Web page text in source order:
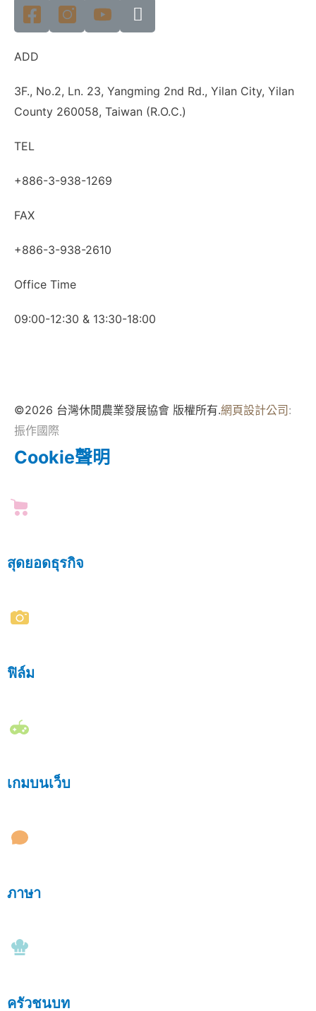
ADD
3F., No.2, Ln. 23, Yangming 2nd Rd., Yilan City, Yilan
County 260058, Taiwan (R.O.C.)
TEL
+886-3-938-1269
FAX
+886-3-938-2610
Office Time
09:00-12:30 & 13:30-18:00
©2026 台灣休閒農業發展協會 版權所有.網頁設計公司:
振作國際
Cookie聲明
สุดยอดธุรกิจ
ฟิล์ม
เกมบนเว็บ
ภาษา
ครัวชนบท